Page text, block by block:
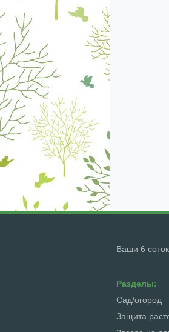
Ваши 6
Разделы:
Сад/огород
Защита